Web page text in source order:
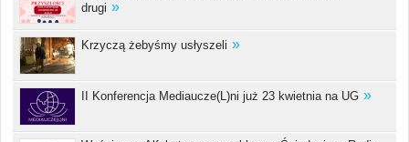
drugi
Krzyczą żebyśmy usłyszeli
II Konferencja Mediaucze(L)ni już 23 kwietnia na UG